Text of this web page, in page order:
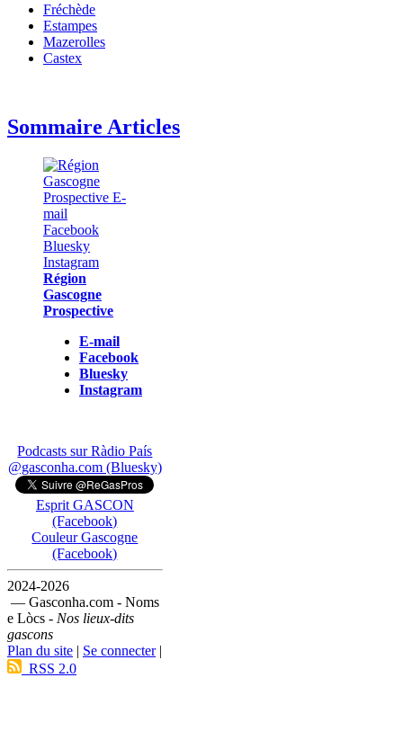
Fréchède
Estampes
Mazerolles
Castex
Sommaire Articles
Région
Gascogne
Prospective
E-mail
Facebook
Bluesky
Instagram
Podcasts sur Ràdio País
@gasconha.com (Bluesky)
Esprit GASCON
(Facebook)
Couleur Gascogne
(Facebook)
2024-2026
— Gasconha.com - Noms
e Lòcs - Nos lieux-dits
gascons
Plan du site | Se connecter|
RSS 2.0